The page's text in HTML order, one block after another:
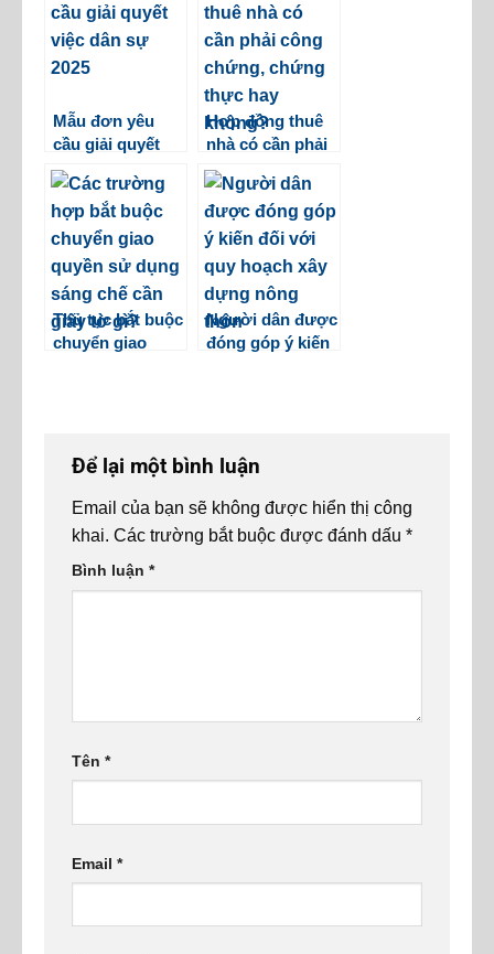
Mẫu đơn yêu
cầu giải quyết
việc dân sự 2025
Hợp đồng thuê
nhà có cần phải
công chứng,
chứng thực hay
không?
Thủ tục bắt buộc
chuyển giao
Người dân được
đóng góp ý kiến
Để lại một bình luận
Email của bạn sẽ không được hiển thị công
khai. Các trường bắt buộc được đánh dấu *
Bình luận *
Tên *
Email *